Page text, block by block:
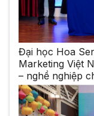
Đại học Hoa
Marketing Việt
– nghề nghiệp